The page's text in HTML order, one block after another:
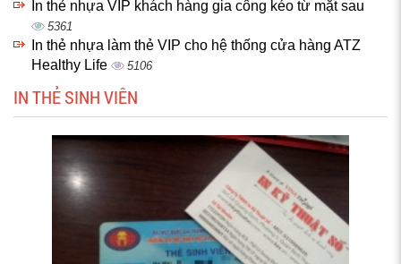
In thẻ nhựa VIP khách hàng gia công kéo từ mặt sau
5361
In thẻ nhựa làm thẻ VIP cho hệ thống cửa hàng ATZ
Healthy Life
5106
IN THẺ SINH VIÊN